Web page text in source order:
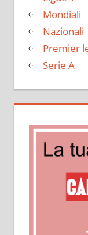
Mondiali
Nazionali
Premier
Serie A